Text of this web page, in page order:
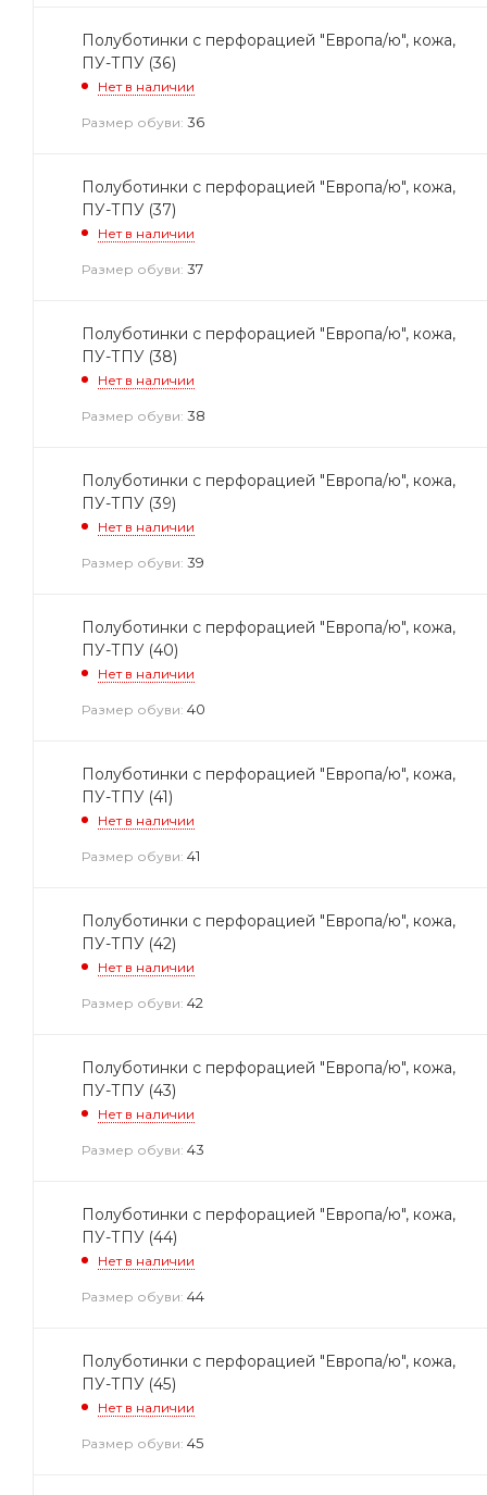
Полуботинки с перфорацией "Европа/ю", кожа,
ПУ-ТПУ (36)
Нет в наличии
Размер обуви: 36
Полуботинки с перфорацией "Европа/ю", кожа,
ПУ-ТПУ (37)
Нет в наличии
Размер обуви: 37
Полуботинки с перфорацией "Европа/ю", кожа,
ПУ-ТПУ (38)
Нет в наличии
Размер обуви: 38
Полуботинки с перфорацией "Европа/ю", кожа,
ПУ-ТПУ (39)
Нет в наличии
Размер обуви: 39
Полуботинки с перфорацией "Европа/ю", кожа,
ПУ-ТПУ (40)
Нет в наличии
Размер обуви: 40
Полуботинки с перфорацией "Европа/ю", кожа,
ПУ-ТПУ (41)
Нет в наличии
Размер обуви: 41
Полуботинки с перфорацией "Европа/ю", кожа,
ПУ-ТПУ (42)
Нет в наличии
Размер обуви: 42
Полуботинки с перфорацией "Европа/ю", кожа,
ПУ-ТПУ (43)
Нет в наличии
Размер обуви: 43
Полуботинки с перфорацией "Европа/ю", кожа,
ПУ-ТПУ (44)
Нет в наличии
Размер обуви: 44
Полуботинки с перфорацией "Европа/ю", кожа,
ПУ-ТПУ (45)
Нет в наличии
Размер обуви: 45